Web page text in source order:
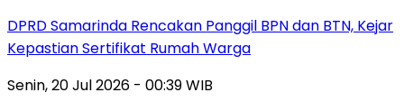
DPRD Samarinda Rencakan Panggil BPN dan BTN, Kejar
Kepastian Sertifikat Rumah Warga
Senin, 20 Jul 2026 - 00:39 WIB